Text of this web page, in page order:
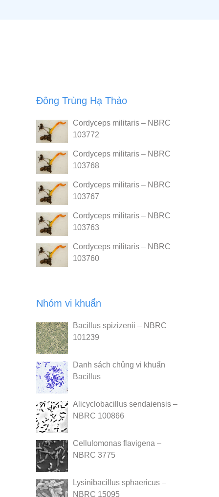
Đông Trùng Hạ Thảo
Cordyceps militaris – NBRC
103772
Cordyceps militaris – NBRC
103768
Cordyceps militaris – NBRC
103767
Cordyceps militaris – NBRC
103763
Cordyceps militaris – NBRC
103760
Nhóm vi khuẩn
Bacillus spizizenii – NBRC
101239
Danh sách chủng vi khuẩn
Bacillus
Alicyclobacillus sendaiensis –
NBRC 100866
Cellulomonas flavigena –
NBRC 3775
Lysinibacillus sphaericus –
NBRC 15095